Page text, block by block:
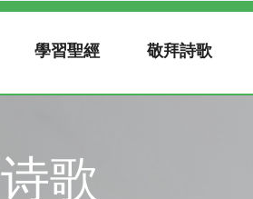
學習聖經 敬拜詩歌
诗歌